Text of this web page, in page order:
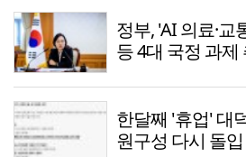
정부, 'AI 의료·교
등 4대 국정 과제
한달째 '휴업' 대
원구성 다시 돌입